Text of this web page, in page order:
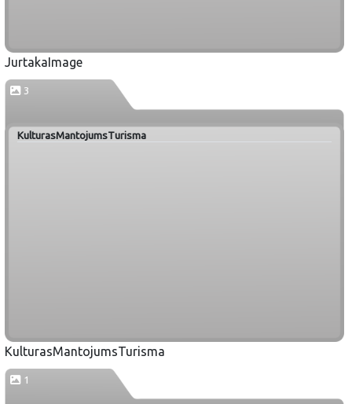
JurtakaImage
3
KulturasMantojumsTurisma
KulturasMantojumsTurisma
1